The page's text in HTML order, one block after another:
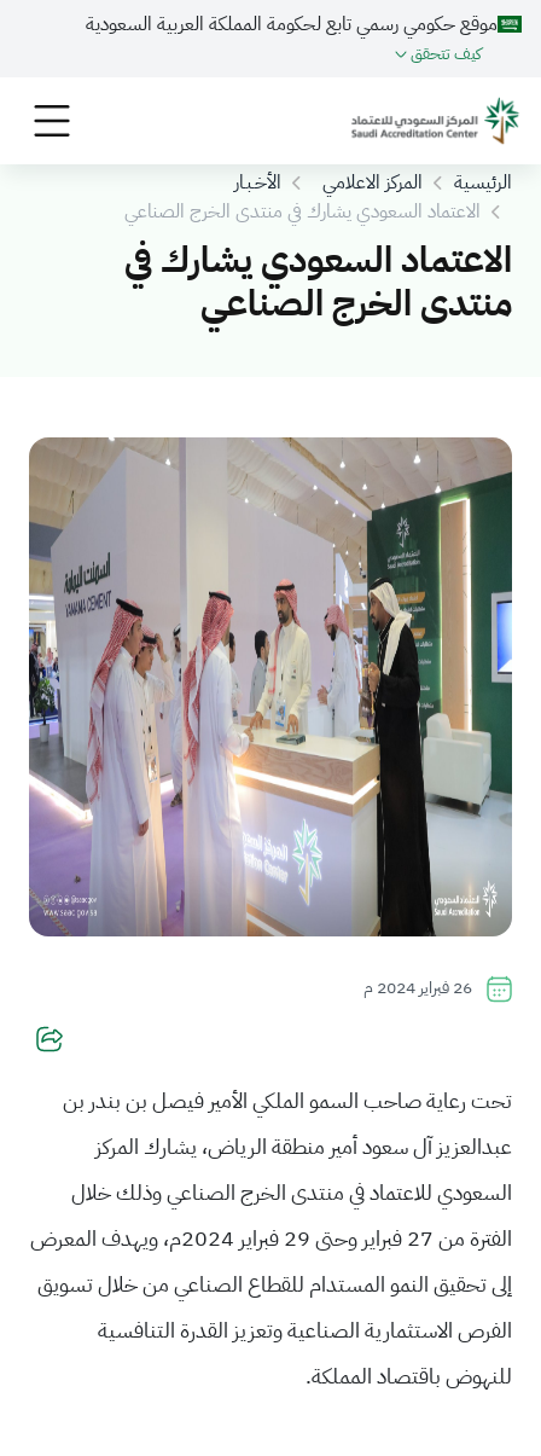
موقع حكومي رسمي تابع لحكومة المملكة العربية السعودية
كيف تتحقق
الرئيسية المركز الاعلامي
الأخـبـار
الاعتماد السعودي يشارك في منتدى الخرج الصناعي
الاعتماد السعودي يشارك في
منتدى الخرج الصناعي
26 فبراير 2024 م
تحت رعاية صاحب السمو الملكي الأمير فيصل بن بندر بن
عبدالعزيز آل سعود أمير منطقة الرياض، يشارك المركز
السعودي للاعتماد في منتدى الخرج الصناعي وذلك خلال
الفترة من 27 فبراير وحتى 29 فبراير 2024م، ويهدف المعرض
إلى تحقيق النمو المستدام للقطاع الصناعي من خلال تسويق
الفرص الاستثمارية الصناعية وتعزيز القدرة التنافسية
للنهوض باقتصاد المملكة.